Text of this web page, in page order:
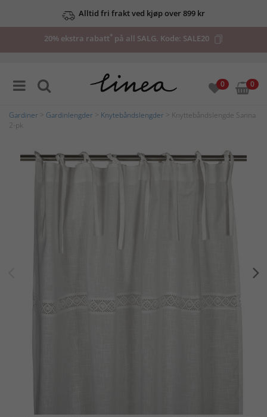
Alltid fri frakt ved kjøp over 899 kr
20% ekstra rabatt* på all SALG. Kode: SALE20
0 0
Gardiner Gardinlengder Knytebåndslengder > Knyttebåndslengde Sanna
2-pk